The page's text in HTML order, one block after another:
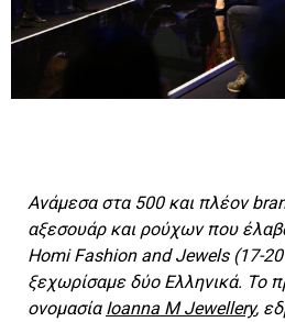
Ανάμεσα στα 500 και πλέον
αξεσουάρ και ρούχων που
Homi Fashion and Jewels (17-
ξεχωρίσαμε δύο Eλληνικά. Το
ονομασία Ioanna M Jewellery,